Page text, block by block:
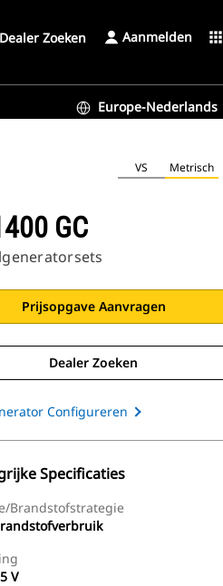
Dealer Zoeken Aanmelden apps
Europe-Nederlands
VS Metrisch
GC
Prijsopgave Aanvragen
Dealer Zoeken
Configureren
Specificaties
brandstofstrategie
V